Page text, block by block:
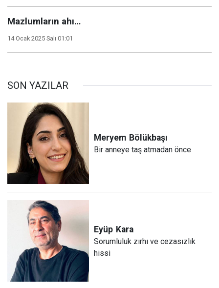
Mazlumların ahı…
14 Ocak 2025 Salı 01:01
SON YAZILAR
Meryem Bölükbaşı
Bir anneye taş atmadan önce
Eyüp Kara
Sorumluluk zırhı ve cezasızlık
hissi